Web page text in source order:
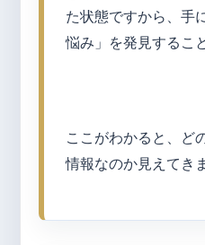
た状態ですから、手
悩み」を発見するこ
ここがわかると、ど
情報なのか見えてき